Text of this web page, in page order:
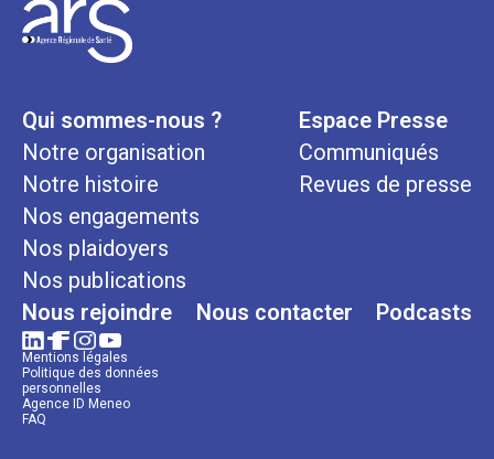
Qui sommes-nous ?
Notre organisation
Notre histoire
Nos engagements
Nos plaidoyers
Nos publications
Espace Presse
Communiqués
Revues de presse
Nous rejoindre Nous contacter Podcasts
Mentions légales
Politique des données
personnelles
Agence ID Meneo
FAQ